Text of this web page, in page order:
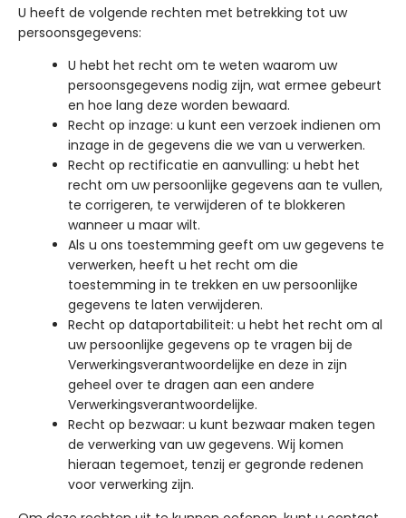
U heeft de volgende rechten met betrekking tot uw
persoonsgegevens:
U hebt het recht om te weten waarom uw
persoonsgegevens nodig zijn, wat ermee gebeurt
en hoe lang deze worden bewaard.
Recht op inzage: u kunt een verzoek indienen om
inzage in de gegevens die we van u verwerken.
Recht op rectificatie en aanvulling: u hebt het
recht om uw persoonlijke gegevens aan te vullen,
te corrigeren, te verwijderen of te blokkeren
wanneer u maar wilt.
Als u ons toestemming geeft om uw gegevens te
verwerken, heeft u het recht om die
toestemming in te trekken en uw persoonlijke
gegevens te laten verwijderen.
Recht op dataportabiliteit: u hebt het recht om al
uw persoonlijke gegevens op te vragen bij de
Verwerkingsverantwoordelijke en deze in zijn
geheel over te dragen aan een andere
Verwerkingsverantwoordelijke.
Recht op bezwaar: u kunt bezwaar maken tegen
de verwerking van uw gegevens. Wij komen
hieraan tegemoet, tenzij er gegronde redenen
voor verwerking zijn.